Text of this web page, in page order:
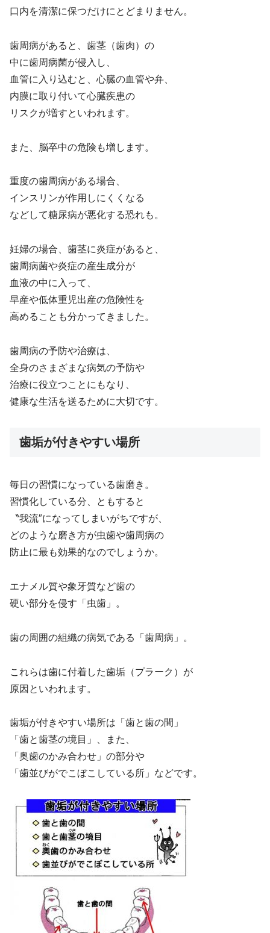
口内を清潔に保つだけにとどまりません。
歯周病があると、歯茎（歯肉）の
中に歯周病菌が侵入し、
血管に入り込むと、心臓の血管や弁、
内膜に取り付いて心臓疾患の
リスクが増すといわれます。
また、脳卒中の危険も増します。
重度の歯周病がある場合、
インスリンが作用しにくくなる
などして糖尿病が悪化する恐れも。
妊婦の場合、歯茎に炎症があると、
歯周病菌や炎症の産生成分が
血液の中に入って、
早産や低体重児出産の危険性を
高めることも分かってきました。
歯周病の予防や治療は、
全身のさまざまな病気の予防や
治療に役立つことにもなり、
健康な生活を送るために大切です。
歯垢が付きやすい場所
毎日の習慣になっている歯磨き。
習慣化している分、ともすると
〝我流″になってしまいがちですが、
どのような磨き方が虫歯や歯周病の
防止に最も効果的なのでしょうか。
エナメル質や象牙質など歯の
硬い部分を侵す「虫歯」。
歯の周囲の組織の病気である「歯周病」。
これらは歯に付着した歯垢（プラーク）が
原因といわれます。
歯垢が付きやすい場所は「歯と歯の間」
「歯と歯茎の境目」、また、
「奥歯のかみ合わせ」の部分や
「歯並びがでこぼこしている所」などです。